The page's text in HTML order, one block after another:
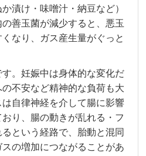
漬け・味噌汁・納豆など）
善玉菌が減少すると、悪玉
なり、ガス産生量がぐっと
。妊娠中は身体的な変化だ
不安など精神的な負荷も大
自律神経を介して腸に影響
り、腸の動きが乱れる・フ
という経路で、胎動と混同
の増加につながることがあ